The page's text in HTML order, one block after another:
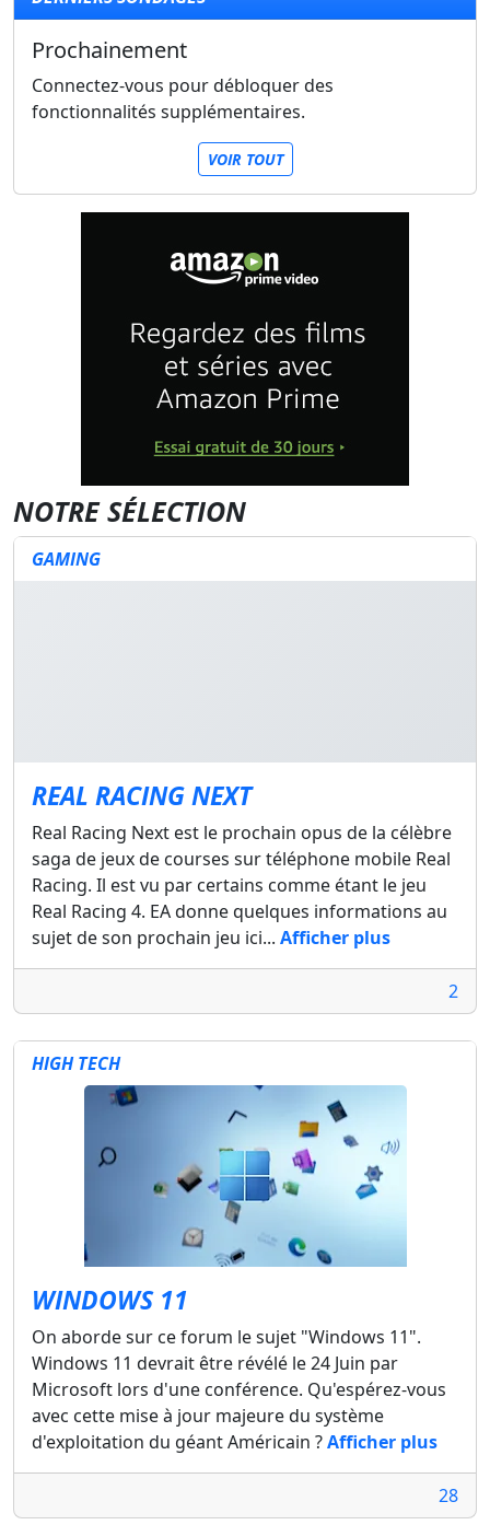
Prochainement
Connectez-vous pour débloquer des
fonctionnalités supplémentaires.
VOIR TOUT
NOTRE SÉLECTION
GAMING
REAL RACING NEXT
Real Racing Next est le prochain opus de la célèbre
saga de jeux de courses sur téléphone mobile Real
Racing. Il est vu par certains comme étant le jeu
Real Racing 4. EA donne quelques informations au
sujet de son prochain jeu ici... Afficher plus
2
HIGH TECH
WINDOWS 11
On aborde sur ce forum le sujet "Windows 11".
Windows 11 devrait être révélé le 24 Juin par
Microsoft lors d'une conférence. Qu'espérez-vous
avec cette mise à jour majeure du système
d'exploitation du géant Américain ?Afficher plus
28